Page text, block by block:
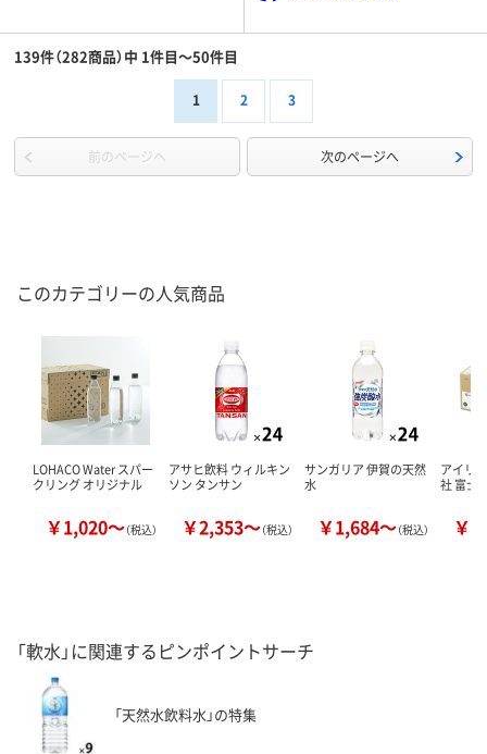
139件（282商品）中 1件目～50件目
1 2 3
前のページへ 次のページへ
このカテゴリーの人気商品
LOHACO Water スパー
クリング オリジナル
￥1,020～（税込）
アサヒ飲料 ウィルキン
ソン タンサン
￥2,353～（税込）
サンガリア 伊賀の天然
水
￥1,684～（税込）
アイリ
社 富士
￥
「軟水」に関連するピンポイントサーチ
「天然水飲料水」の特集